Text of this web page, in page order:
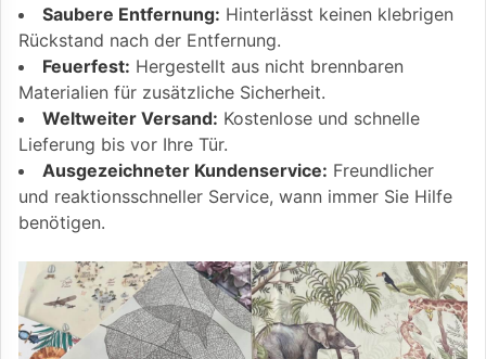
Saubere Entfernung: Hinterlässt keinen klebrigen
Rückstand nach der Entfernung.
Feuerfest: Hergestellt aus nicht brennbaren
Materialien für zusätzliche Sicherheit.
Weltweiter Versand: Kostenlose und schnelle
Lieferung bis vor Ihre Tür.
Ausgezeichneter Kundenservice: Freundlicher
und reaktionsschneller Service, wann immer Sie Hilfe
benötigen.